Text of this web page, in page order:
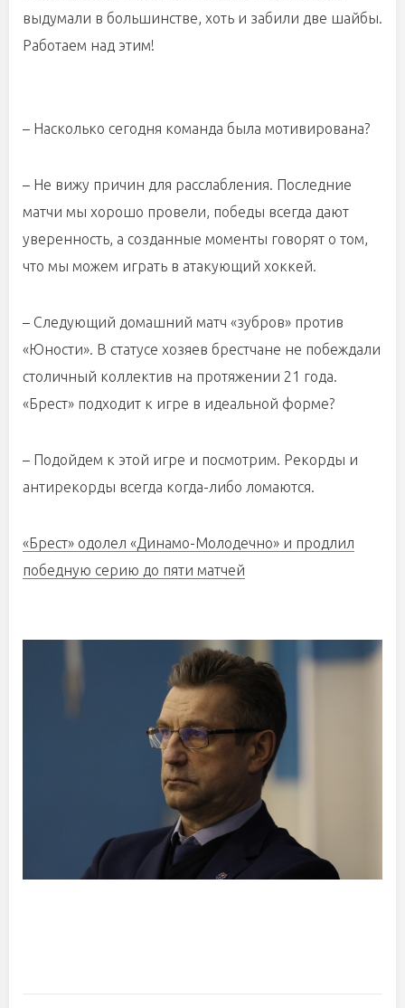
выдумали в большинстве, хоть и забили две шайбы.
Работаем над этим!
– Насколько сегодня команда была мотивирована?
– Не вижу причин для расслабления. Последние
матчи мы хорошо провели, победы всегда дают
уверенность, а созданные моменты говорят о том,
что мы можем играть в атакующий хоккей.
– Следующий домашний матч «зубров» против
«Юности». В статусе хозяев брестчане не побеждали
столичный коллектив на протяжении 21 года.
«Брест» подходит к игре в идеальной форме?
– Подойдем к этой игре и посмотрим. Рекорды и
антирекорды всегда когда-либо ломаются.
«Брест» одолел «Динамо-Молодечно» и продлил
победную серию до пяти матчей